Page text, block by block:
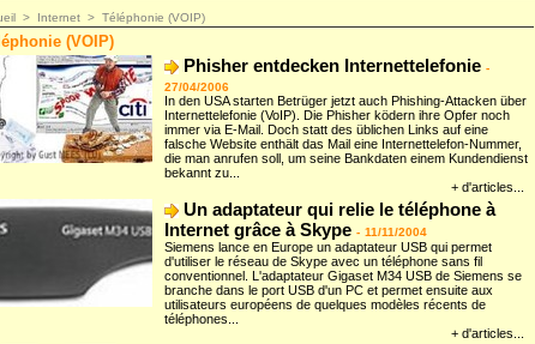
> Internet > Téléphonie (VOIP)
(VOIP)
Phisher entdecken Internettelefonie -
27/04/2006
In den USA starten Betrüger jetzt auch Phishing-Attacken über
Internettelefonie (VoIP). Die Phisher ködern ihre Opfer noch
immer via E-Mail. Doch statt des üblichen Links auf eine
falsche Website enthält das Mail eine Internettelefon-Nummer,
die man anrufen soll, um seine Bankdaten einem Kundendienst
bekannt zu...
+ d'articles...
Un adaptateur qui relie le téléphone à
Internet grâce à Skype - 11/11/2004
Siemens lance en Europe un adaptateur USB qui permet
d'utiliser le réseau de Skype avec un téléphone sans fil
conventionnel. L'adaptateur Gigaset M34 USB de Siemens se
branche dans le port USB d'un PC et permet ensuite aux
utilisateurs européens de quelques modèles récents de
téléphones...
+ d'articles...